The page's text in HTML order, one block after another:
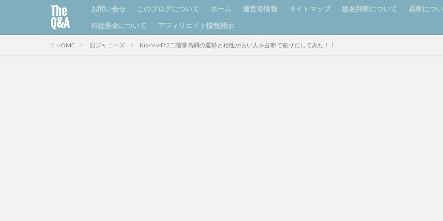
The
Q&A
お問い合せ このブログについて ホーム 運営者情報 サイトマップ 姓名判断について 易断につ
四柱推命について
アフィリエイト情報開示
HOME 旧ジャニーズ Kis-My-Ft2二階堂高嗣の運勢と相性が良い人を占断で割りだしてみた！！